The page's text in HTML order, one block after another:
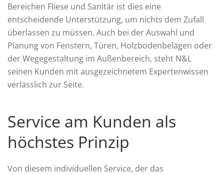
Bereichen Fliese und Sanitär ist dies eine
entscheidende Unterstützung, um nichts dem Zufall
überlassen zu müssen. Auch bei der Auswahl und
Planung von Fenstern, Türen, Holzbodenbelägen oder
der Wegegestaltung im Außenbereich, steht N&L
seinen Kunden mit ausgezeichnetem Expertenwissen
verlässlich zur Seite.
Service am Kunden als
höchstes Prinzip
Von diesem individuellen Service, der das